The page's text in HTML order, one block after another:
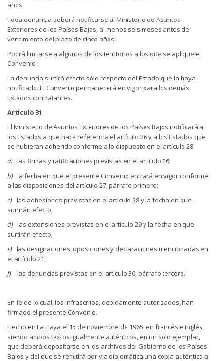
años.
Toda denuncia deberá notificarse al Ministerio de Asuntos
Exteriores de los Países Bajos, al menos seis meses antes del
vencimiento del plazo de cinco años.
Podrá limitarse a algunos de los territorios a los que se aplique el
Convenio.
La denuncia surtirá efecto sólo respecto del Estado que la haya
notificado. El Convenio permanecerá en vigor para los demás
Estados contratantes.
Artículo 31
El Ministerio de Asuntos Exteriores de los Países Bajos notificará a
los Estados a que hace referencia el artículo 26 y a los Estados que
se hubieran adherido conforme a lo dispuesto en el artículo 28:
a) las firmas y ratificaciones previstas en el artículo 26;
b) la fecha en que el presente Convenio entrará en vigor conforme
a las disposiciones del artículo 27, párrafo primero;
c) las adhesiones previstas en el artículo 28 y la fecha en que
surtirán efecto;
d) las extensiones previstas en el artículo 29 y la fecha en que
surtirán efecto;
e) las designaciones, oposiciones y declaraciones mencionadas en
el artículo 21;
f) las denuncias previstas en el artículo 30, párrafo tercero.
En fe de lo cual, los infrascritos, debidamente autorizados, han
firmado el presente Convenio.
Hecho en La Haya el 15 de noviembre de 1965, en francés e inglés,
siendo ambos textos igualmente auténticos, en un solo ejemplar,
que deberá depositarse en los archivos del Gobierno de los Países
Bajos y del que se remitirá por vía diplomática una copia auténtica a